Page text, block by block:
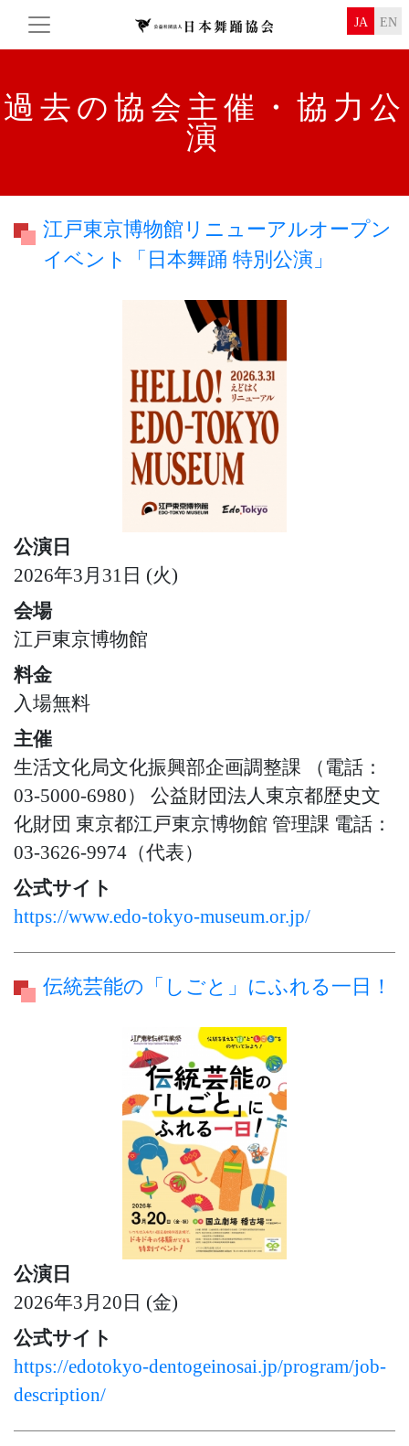
JA EN
過去の協会主催・協力公
演
江戸東京博物館リニューアルオープン
イベント「日本舞踊 特別公演」
公演日
2026年3月31日 (火)
会場
江戸東京博物館
料金
入場無料
主催
生活文化局文化振興部企画調整課 （電話：
03-5000-6980） 公益財団法人東京都歴史文
化財団 東京都江戸東京博物館 管理課 電話：
03-3626-9974（代表）
公式サイト
https://www.edo-tokyo-museum.or.jp/
伝統芸能の「しごと」にふれる一日！
公演日
2026年3月20日 (金)
公式サイト
https://edotokyo-dentogeinosai.jp/program/job-
description/